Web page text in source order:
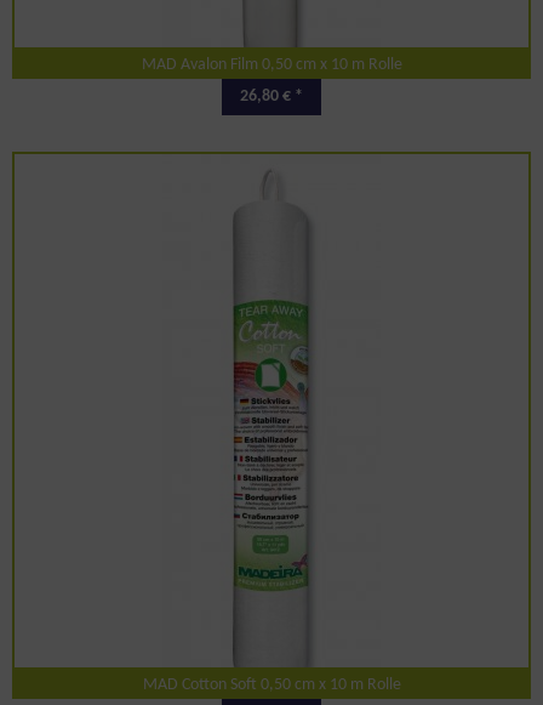
MAD Avalon Film 0,50 cm x 10 m Rolle
26,80 € *
MAD Cotton Soft 0,50 cm x 10 m Rolle